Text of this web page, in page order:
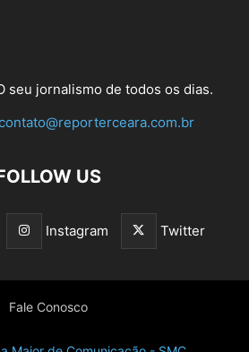
seu jornalismo de todos os dias.
US
Instagram Twitter
Fale Conosco